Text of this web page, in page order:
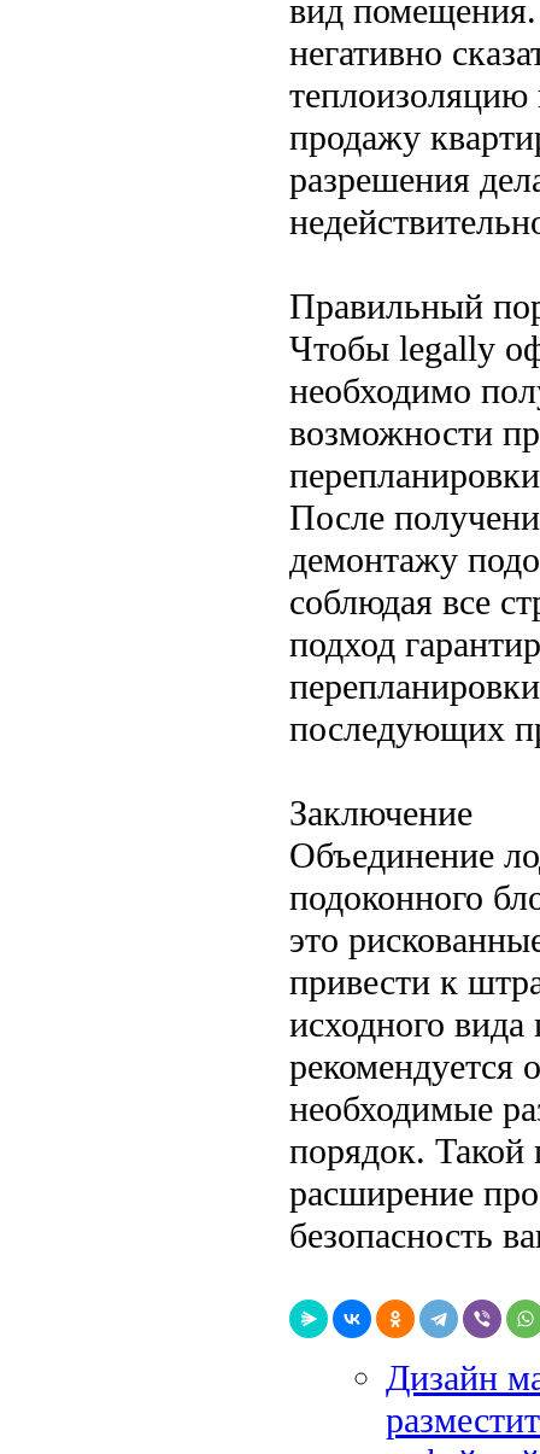
вид помещения.
негативно
теплоизоляцию
продажу
разрешения
Правильный
Чтобы legally
необходимо
возможности
После
демонтажу
соблюдая все
подход
последующих
Заключение
Объединение
подоконного
это
привести к
исходного
рекомендуется
необходимые
порядок. Такой
расширение
безопасность
Дизайн